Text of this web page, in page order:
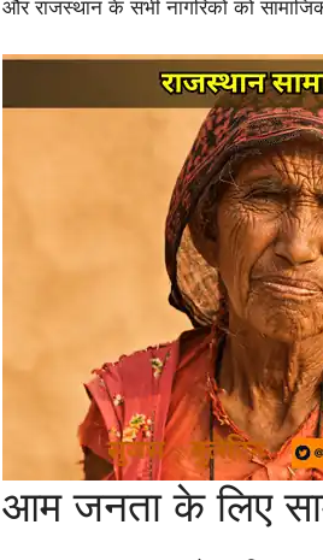
और राजस्थान के सभी नागरिकों को
आम जनता के लिए